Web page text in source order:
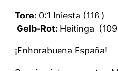
Tore: 0:1 Iniesta (116.)
Gelb-Rot: Heitinga
¡Enhorabuena España!